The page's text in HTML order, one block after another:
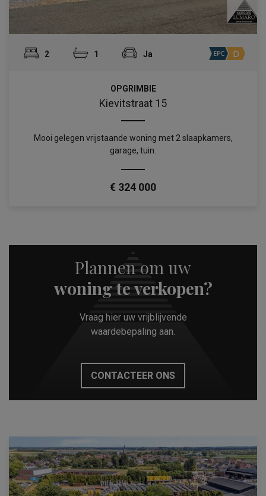
2 1 Ja
OPGRIMBIE
Kievitstraat 15
Mooi gelegen vrijstaande woning met 2 slaapkamers,
garage, tuin.
€ 324 000
Plannen om uw
woning te verkopen?
Vraag hier uw vrijblijvende
waardebepaling aan.
CONTACTEER ONS